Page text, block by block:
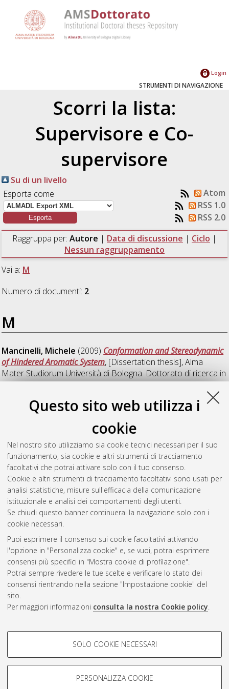
Questo sito web utilizza i
cookie
Nel nostro sito utilizziamo sia cookie tecnici necessari per il suo
funzionamento, sia cookie e altri strumenti di tracciamento
facoltativi che potrai attivare solo con il tuo consenso.
Cookie e altri strumenti di tracciamento facoltativi sono usati per
analisi statistiche, misure sull'efficacia della comunicazione
istituzionale e analisi dei comportamenti degli utenti.
Se chiudi questo banner continuerai la navigazione solo con i
cookie necessari.
Puoi esprimere il consenso sui cookie facoltativi attivando
l'opzione in "Personalizza cookie" e, se vuoi, potrai esprimere
consensi più specifici in "Mostra cookie di profilazione".
Potrai sempre rivedere le tue scelte e verificare lo stato dei
consensi rientrando nella sezione "Impostazione cookie" del
sito.
Per maggiori informazioni consulta la nostra Cookie policy.
COOKIE DI PROFILAZIONE -
Si tratta di cookie utilizzati per analizzare le caratteristiche della
navigazione degli utenti, creare profili in base al loro comportamento
SOLO COOKIE NECESSARI
PERSONALIZZA COOKIE
Login
STRUMENTI DI NAVIGAZIONE
Scorri la lista:
Supervisore e Co-
supervisore
Su di un livello
Esporta come
Atom
RSS 1.0
RSS 2.0
Raggruppa per: Autore | Data di discussione | Ciclo |
Nessun raggruppamento
Vai a: M
Numero di documenti: 2.
M
Mancinelli, Michele (2009) Conformation and Stereodynamic
of Hindered Aromatic System, [Dissertation thesis], Alma
Mater Studiorum Università di Bologna. Dottorato di ricerca in
Scienze chimiche, 21 Ciclo. DOI
Minzoni, Mirko(2007)Stereomutazioni in sistemi arilici orto
, [Dissertation thesis], Alma Mater Studiorum
Università di Bologna. Dottorato di ricerca in
e chimica industriale: progetto n. 1 "Scienze chimiche", 19
Ciclo. DOI 10.6092/unibo/amsdottorato/301.
Questa lista e' stata generata il Wed Aug 5 20:44:29 2026
Atom
Rss 1.0
Rss 2.0
ISSN: 2038-7946
Impostazioni Cookie
Informativa sulla privacy
Condizioni d’uso del sito